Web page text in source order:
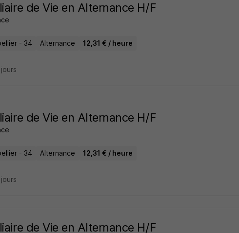
de Vie en Alternance H/F
- 34 Alternance 12,31 € / heure
de Vie en Alternance H/F
- 34 Alternance 12,31 € / heure
de Vie en Alternance H/F